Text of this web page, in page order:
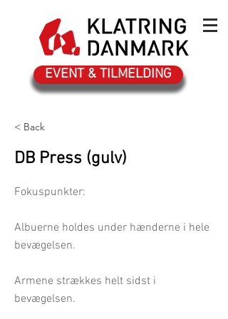
EVENT & TILMELDING
< Back
DB Press (gulv)
​Fokuspunkter:
​Albuerne holdes under hænderne i hele
bevægelsen.
Armene strækkes helt sidst i
bevægelsen.